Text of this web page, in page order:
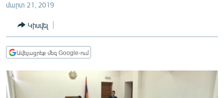
ՏՆՏԵՍՈՒԹՅՈՒՆ
ՂԱՐԱԲԱՂ
ՏԱՐԱԾԱՇՐՋԱՆ
մարտ 21, 2019
Կիսվել
Ավելացրեք մեզ Google-ում